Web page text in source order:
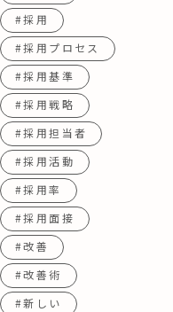
#採用
#採用プロセス
#採用基準
#採用戦略
#採用担当者
#採用活動
#採用率
#採用面接
#改善
#改善術
#新しい